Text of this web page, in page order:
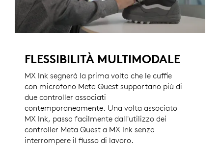
FLESSIBILITÀ MULTIMODALE
MX Ink segnerà la prima volta che le cuffie
con microfono Meta Quest supportano più di
due controller associati
contemporaneamente. Una volta associato
MX Ink, passa facilmente dall'utilizzo dei
controller Meta Quest a MX Ink senza
interrompere il flusso di lavoro.